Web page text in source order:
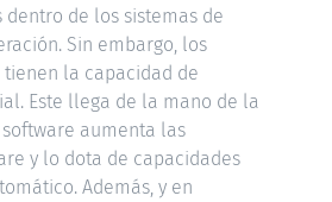
de los sistemas de
Sin embargo, los
la capacidad de
Este llega de la mano de la
aumenta las
y lo dota de capacidades
Además, y en